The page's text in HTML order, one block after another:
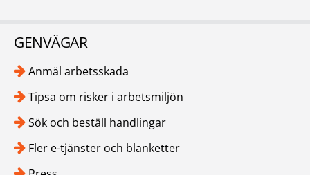
GENVÄGAR
Anmäl arbetsskada
Tipsa om risker i arbetsmiljön
Sök och beställ handlingar
Fler e-tjänster och blanketter